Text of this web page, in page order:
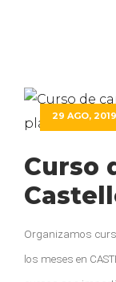
29 AGO, 2019
Curso
Organizamos
los meses en